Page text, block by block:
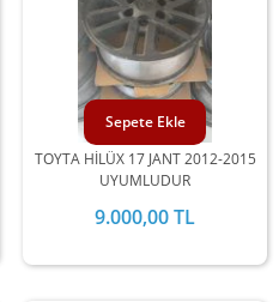
TOYTA HİLÜX 17 JANT 2012-2015
UYUMLUDUR
9.000,00 TL
Sepete Ekle